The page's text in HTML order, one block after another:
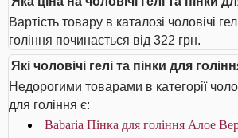
Вартість товару в каталозі чоловічі
гоління починається від 322 грн.
Які чоловічі гелі та пінки для
Недорогими товарами в категорії
для гоління є:
Babaria Пінка для гоління Алое